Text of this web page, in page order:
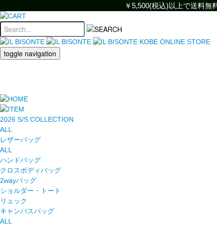
￥5,500(税込)以上で送料
toggle navigation
2026 S/S COLLECTION
ALL
レザーバッグ
ALL
ハンドバッグ
クロスボディバッグ
2wayバッグ
ショルダー・トート
リュック
キャンバスバッグ
ALL
￥5,500(税込)以上で送料無